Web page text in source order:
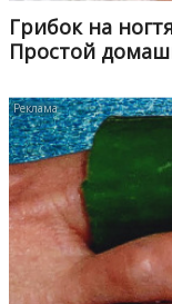
Грибок на
Простой